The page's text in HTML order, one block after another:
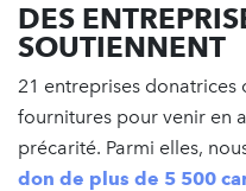
DES
SOUTIENNENT
21 entreprises
fournitures pour venir en
précarité. Parmi elles,
don de plus de 5 500